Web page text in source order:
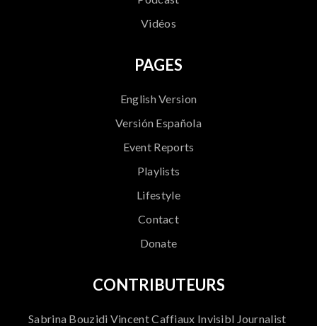
Vidéos
PAGES
English Version
Versión Española
Event Reports
Playlists
Lifestyle
Contact
Donate
CONTRIBUTEURS
Sabrina Bouzidi Vincent Caffiaux Invisibl Journalist